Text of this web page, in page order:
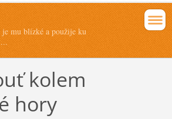
je mu blízké a použije ku
kolem
hory